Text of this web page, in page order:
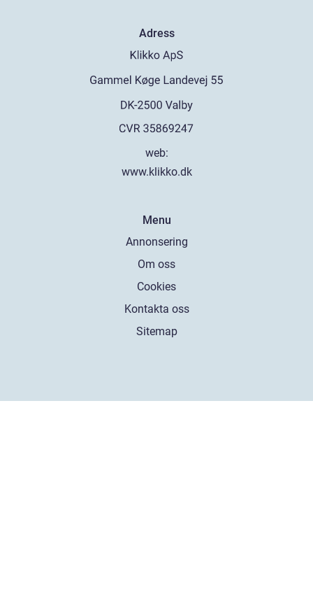
Adress
web:
www.klikko.dk
Menu
Annonsering
Om oss
Cookies
Kontakta oss
Sitemap